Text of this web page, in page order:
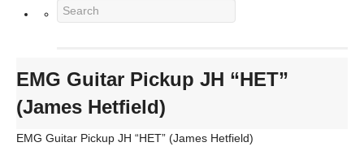
EMG Guitar Pickup JH “HET”
(James Hetfield)
EMG Guitar Pickup JH “HET” (James Hetfield)